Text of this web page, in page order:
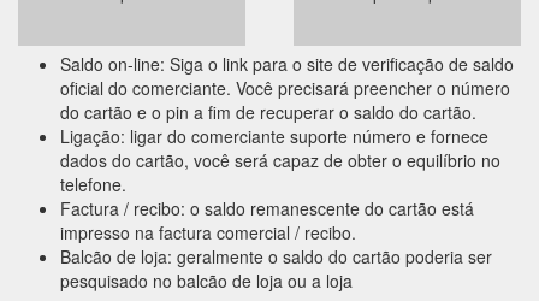
Saldo on-line: Siga o link para o site de verificação de saldo
oficial do comerciante. Você precisará preencher o número
do cartão e o pin a fim de recuperar o saldo do cartão.
Ligação: ligar do comerciante suporte número e fornece
dados do cartão, você será capaz de obter o equilíbrio no
telefone.
Factura / recibo: o saldo remanescente do cartão está
impresso na factura comercial / recibo.
Balcão de loja: geralmente o saldo do cartão poderia ser
pesquisado no balcão de loja ou a loja